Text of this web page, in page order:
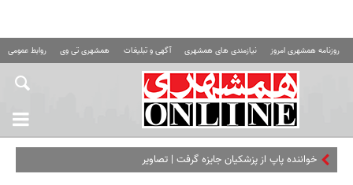
روزنامه همشهری امروز نیازمندی های همشهری آگهی و تبلیغات همشهری تی وی روابط عمومی
خواننده پاپ از پزشکیان جایزه گرفت | تصاویر